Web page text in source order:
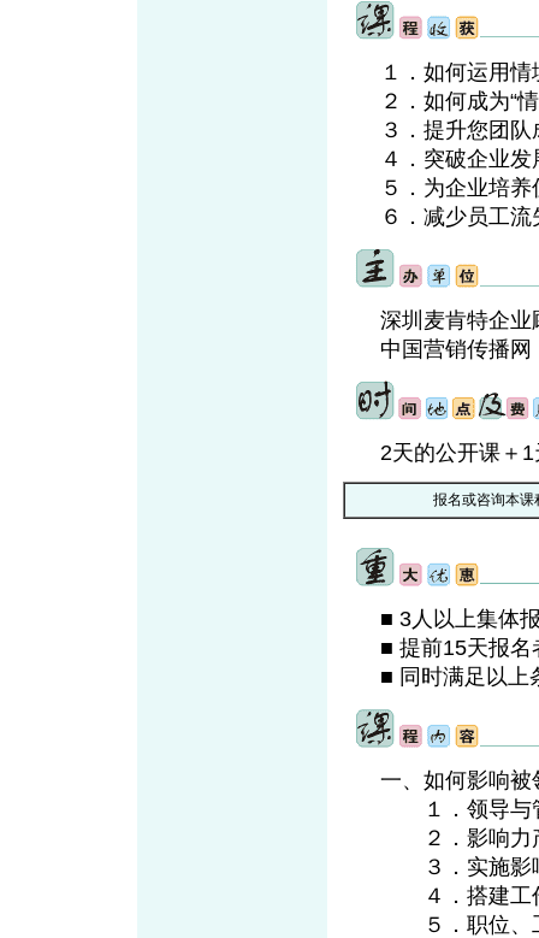
１．如何运用
２．如何成为“
３．提升您团
４．突破企业
５．为企业培
６．减少员工
深圳麦肯特企业
中国营销传播网
2天的公开课＋
报名或咨询本课
■ 3人以上集体
■ 提前15天报
■ 同时满足以上
一、如何影响被
１．领导与
２．影响力
３．实施影
４．搭建工
５．职位、